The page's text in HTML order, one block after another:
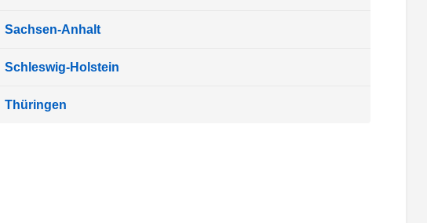
Sachsen-Anhalt
Schleswig-Holstein
Thüringen